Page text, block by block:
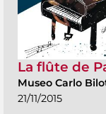
La flûte de
Museo Carlo
21/11/2015